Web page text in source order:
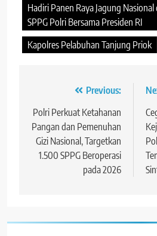
Hadiri Panen Raya Jagung
SPPG Polri Bersama Presiden RI
Kapolres Pelabuhan Tanjung Priok
Navigasi
pos
Previous:
Polri Perkuat Ketahanan
Pangan dan Pemenuhan
Gizi Nasional, Targetkan
1.500 SPPG Beroperasi
pada 2026